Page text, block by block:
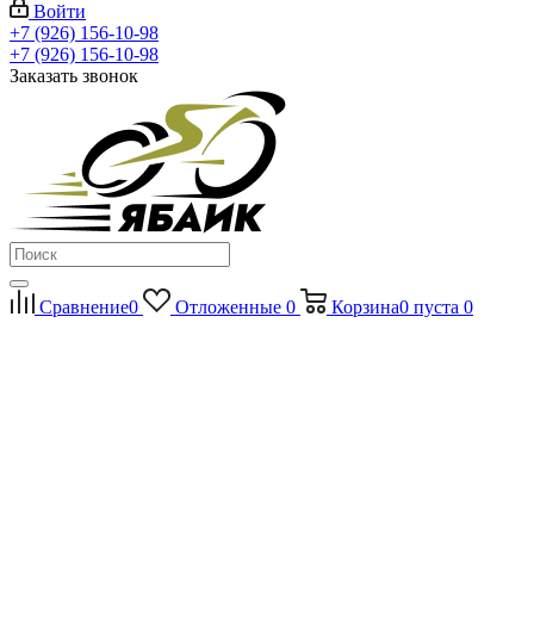
Войти
+7 (926) 156-10-98
+7 (926) 156-10-98
Заказать звонок
Сравнение0 Отложенные 0 Корзина0 пуста 0